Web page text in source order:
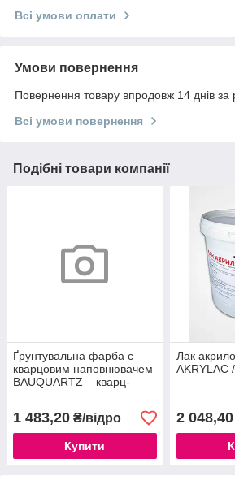
Всі умови оплати
Умови повернення
Повернення товару впродовж 14 днів за
Всі умови повернення
Подібні товари компанії
Ґрунтувальна фарба c
кварцовим наповнювачем
BAUQUARTZ – кварц-
1 483,20 ₴/відро
Купити
Лак
AKRYLAC
2 048,40